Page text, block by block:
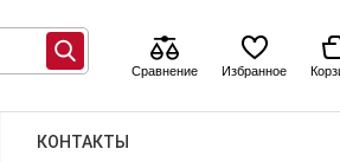
КОНТАКТЫ
Сравнение Избранное